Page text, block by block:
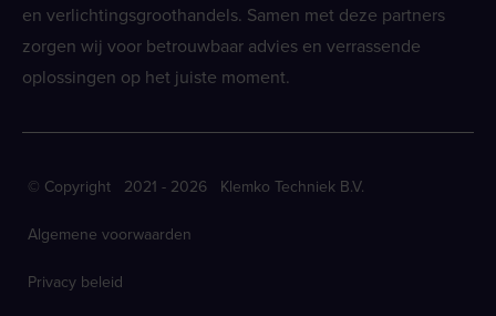
en verlichtingsgroothandels. Samen met deze partners
zorgen wij voor betrouwbaar advies en verrassende
oplossingen op het juiste moment.
© Copyright 2021 - 2026 Klemko Techniek B.V.
Algemene voorwaarden
Privacy beleid